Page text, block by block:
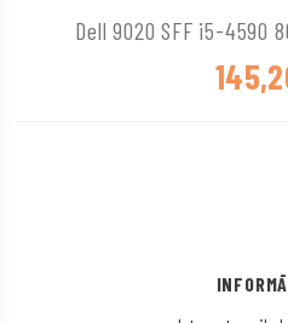
Dell 9020 SFF i5-4590